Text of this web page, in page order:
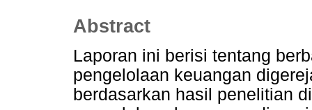
Abstract
Laporan ini berisi tentang
pengelolaan keuangan
berdasarkan hasil penelitian